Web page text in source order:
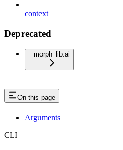
context
Deprecated
morph_lib.ai
On this page
Arguments
CLI